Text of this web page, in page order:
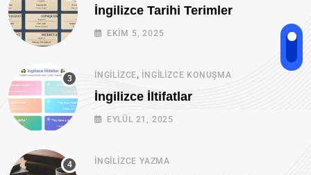
İngilizce Tarihi Terimler
EKIM 5, 2025
İNGILIZCE, İNGILIZCE KONUŞMA
İngilizce İltifatlar
EYLÜL 21, 2025
İNGILIZCE YAZMA